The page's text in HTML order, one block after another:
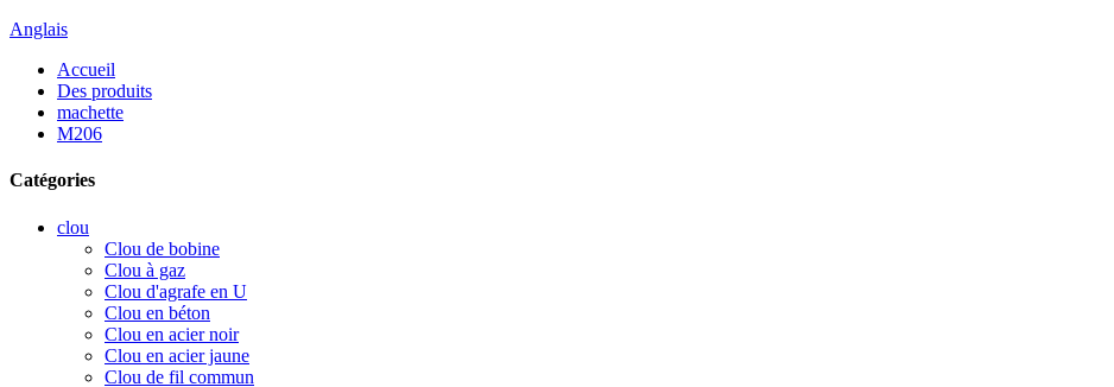
Anglais
Accueil
Des produits
machette
M206
Catégories
clou
Clou de bobine
Clou à gaz
Clou d'agrafe en U
Clou en béton
Clou en acier noir
Clou en acier jaune
Clou de fil commun